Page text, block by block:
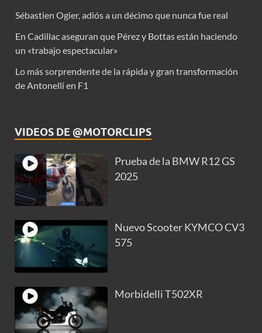
Sébastien Ogier, adiós a un décimo que nunca fue real
En Cadillac aseguran que Pérez y Bottas están haciendo
un «trabajo espectacular»
Lo más sorprendente de la rápida y gran transformación
de Antonelli en F1
VIDEOS DE @MOTORCLIPS
Prueba de la BMW R12 GS
2025
Nuevo Scooter KYMCO CV3
575
Morbidelli T502XR